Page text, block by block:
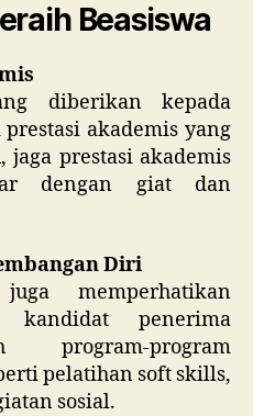
Beasiswa
diberikan kepada
akademis yang
prestasi akademis
dengan giat dan
Diri
memperhatikan
kandidat penerima
program-program
pelatihan soft skills,
sosial.